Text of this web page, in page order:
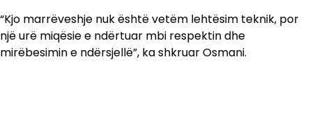
“Kjo marrëveshje nuk është vetëm lehtësim teknik, por
një urë miqësie e ndërtuar mbi respektin dhe
mirëbesimin e ndërsjellë”, ka shkruar Osmani.